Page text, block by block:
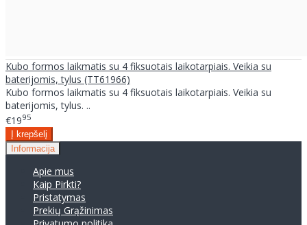
Kubo formos laikmatis su 4 fiksuotais laikotarpiais. Veikia su
baterijomis, tylus (TT61966)
Kubo formos laikmatis su 4 fiksuotais laikotarpiais. Veikia su
baterijomis, tylus. ..
€1995
Informacija
Apie mus
Kaip Pirkti?
Pristatymas
Prekių Grąžinimas